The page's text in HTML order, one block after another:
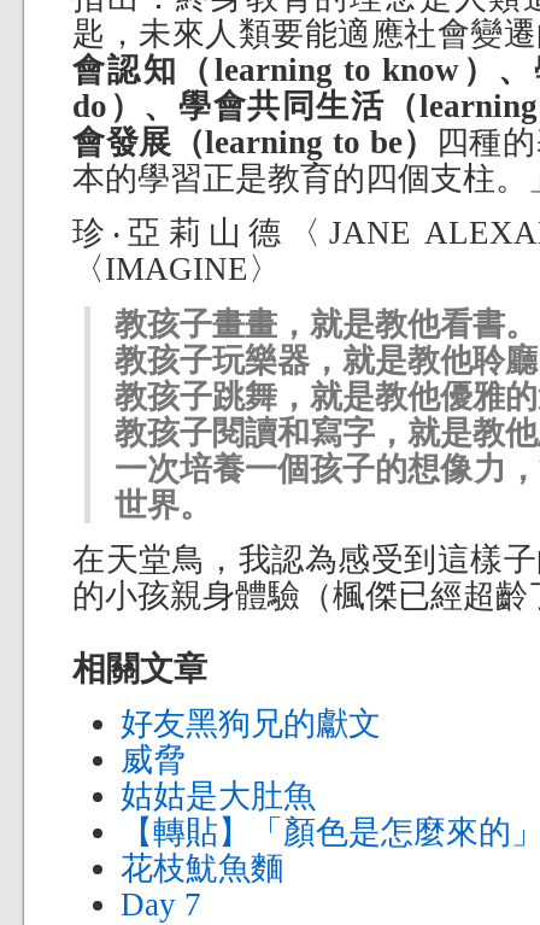
匙，未來人類要能適應社會變
會認知（learning to know）
do）、學會共同生活（
會發展（learning to be）
四種
本的學習正是教育的四個支柱。
珍‧亞莉山德〈JANE
〈IMAGINE〉
教孩子畫畫，就是教他看書。
教孩子玩樂器，就是教他聆
教孩子跳舞，就是教他優雅
教孩子閱讀和寫字，就是教
一次培養一個孩子的想像力
世界。
在天堂鳥，我認為感受到這樣
的小孩親身體驗（楓傑已經超
相關文章
好友黑狗兄的獻文
威脅
姑姑是大肚魚
【轉貼】「顏色是怎麼來的
花枝魷魚麵
Day 7